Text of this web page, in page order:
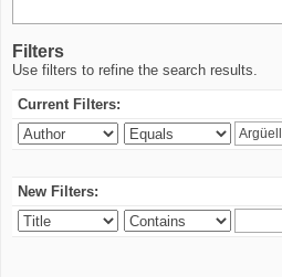
Filters
Use filters to refine the search results.
Current Filters:
New Filters: